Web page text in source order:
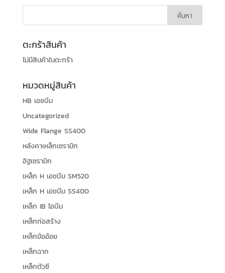
ตะกร้าสินค้า
ไม่มีสินค้าในตะกร้า
หมวดหมู่สินค้า
HB เอชบีม
Uncategorized
Wide Flange SS400
หลังคาเหล็กเซรามิก
อิฐเซรามิก
เหล็ก H เอชบีม SM520
เหล็ก H เอชบีม SS400
เหล็ก IB ไอบีม
เหล็กก่อสร้าง
เหล็กข้ออ้อย
เหล็กฉาก
เหล็กตัวซี